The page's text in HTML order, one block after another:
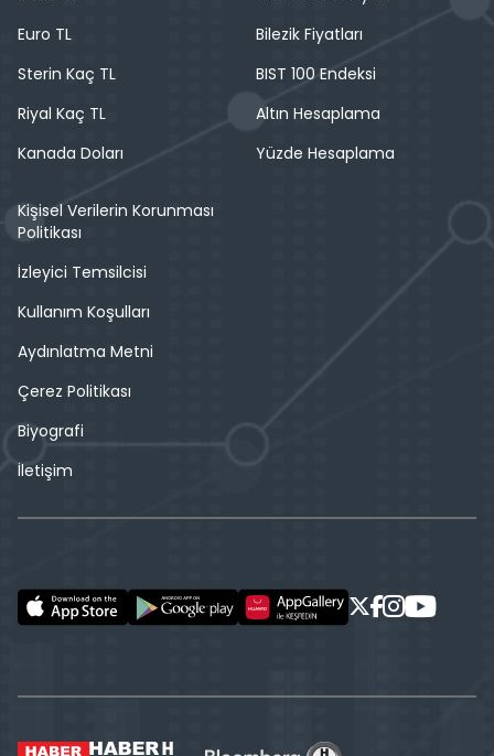
Euro TL
Sterin Kaç TL
Riyal Kaç TL
Kanada Doları
Bilezik Fiyatları
BIST 100 Endeksi
Altın Hesaplama
Yüzde Hesaplama
Kişisel Verilerin Korunması
Politikası
İzleyici Temsilcisi
Kullanım Koşulları
Aydınlatma Metni
Çerez Politikası
Biyografi
İletişim